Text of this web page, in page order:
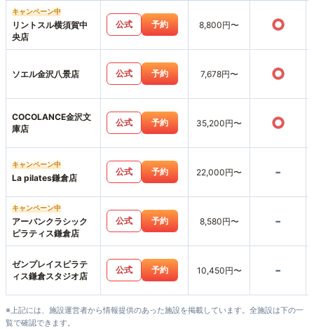
キャンペーン中
リントスル横須賀中
央店
公式 予約 8,800円〜 ○
ソエル金沢八景店 公式 予約 7,678円〜 ○
COCOLANCE金沢文
庫店
公式 予約 35,200円〜 ○
キャンペーン中
La pilates鎌倉店
公式 予約 22,000円〜 -
キャンペーン中
アーバンクラシック
ピラティス鎌倉店
公式 予約 8,580円〜 -
ゼンプレイスピラテ
ィス鎌倉スタジオ店
公式 予約 10,450円〜 -
※上記には、施設運営者から情報提供のあった施設を掲載しています。全施設は下の一
覧で確認できます。